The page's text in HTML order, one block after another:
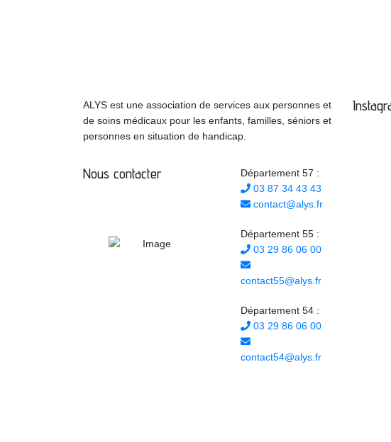
ALYS est une association de services aux personnes et
de soins médicaux pour les enfants, familles, séniors et
personnes en situation de handicap.
Nous contacter
Département 57 :
03 87 34 43 43
contact@alys.fr
Département 55 :
03 29 86 06 00
contact55@alys.fr
Département 54 :
03 29 86 06 00
contact54@alys.fr